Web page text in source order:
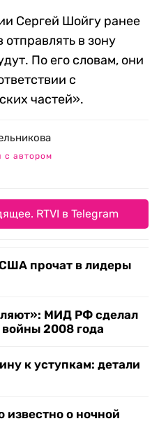
Сергей Шойгу ранее
отправлять в зону
По его словам, они
с
частей».
с автором
RTVI в Telegram
США прочат в лидеры
МИД РФ сделал
2008 года
к уступкам: детали
известно о ночной